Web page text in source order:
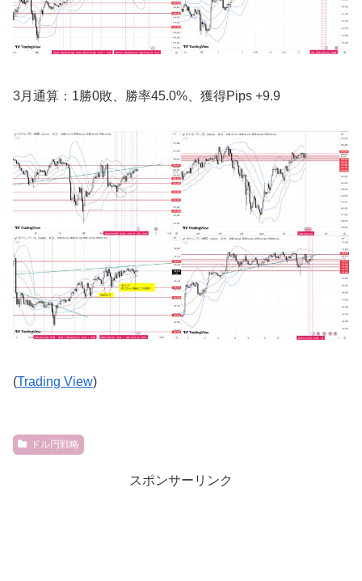
3月通算：1勝0敗、勝率45.0%、獲得Pips +9.9
(Trading View)
ドル円戦略
スポンサーリンク